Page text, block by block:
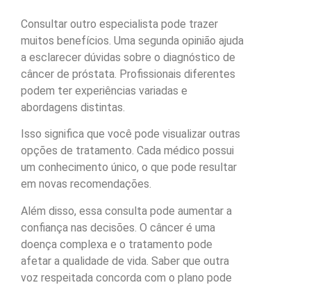
Consultar outro especialista pode trazer
muitos benefícios. Uma segunda opinião ajuda
a esclarecer dúvidas sobre o diagnóstico de
câncer de próstata. Profissionais diferentes
podem ter experiências variadas e
abordagens distintas.
Isso significa que você pode visualizar outras
opções de tratamento. Cada médico possui
um conhecimento único, o que pode resultar
em novas recomendações.
Além disso, essa consulta pode aumentar a
confiança nas decisões. O câncer é uma
doença complexa e o tratamento pode
afetar a qualidade de vida. Saber que outra
voz respeitada concorda com o plano pode